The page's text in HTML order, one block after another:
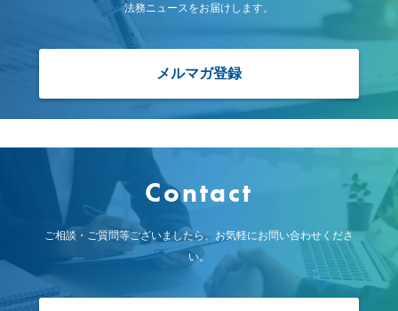
法務ニュースをお届けします。
メルマガ登録
Contact
ご相談・ご質問等ございましたら、お気軽にお問い合わせくださ
い。